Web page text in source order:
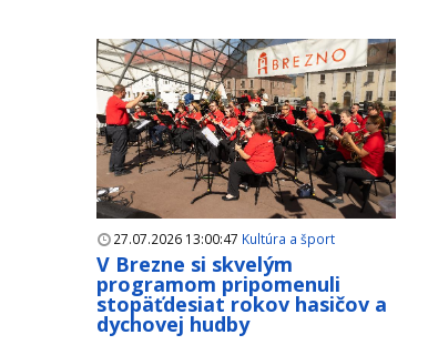
27.07.2026 13:00:47 Kultúra a šport
V Brezne si skvelým
programom pripomenuli
stopäťdesiat rokov hasičov a
dychovej hudby